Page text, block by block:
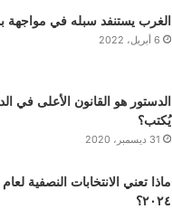
الغرب يستنفد سبله في مواجهة
6 أبريل، 2022
الدستور هو القانون الأعلى في
يُكتب؟
31 ديسمبر، 2020
٢٠٢٤؟